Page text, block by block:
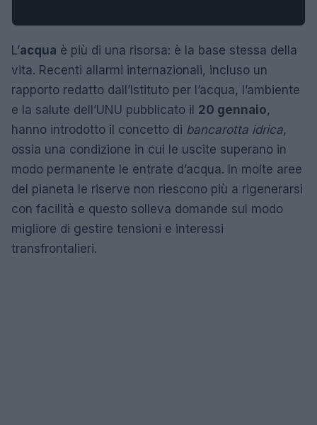
L’acqua è più di una risorsa: è la base stessa della
vita. Recenti allarmi internazionali, incluso un
rapporto redatto dall’Istituto per l’acqua, l’ambiente
e la salute dell’UNU pubblicato il 20 gennaio,
hanno introdotto il concetto di bancarotta idrica,
ossia una condizione in cui le uscite superano in
modo permanente le entrate d’acqua. In molte aree
del pianeta le riserve non riescono più a rigenerarsi
con facilità e questo solleva domande sul modo
migliore di gestire tensioni e interessi
transfrontalieri.